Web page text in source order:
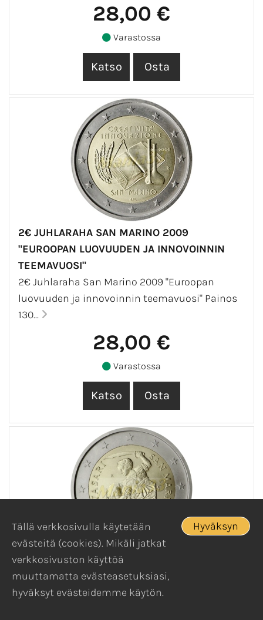
28,00 €
Varastossa
2€ JUHLARAHA SAN MARINO 2009
"EUROOPAN LUOVUUDEN JA INNOVOINNIN
TEEMAVUOSI"
2€ Juhlaraha San Marino 2009 "Euroopan
luovuuden ja innovoinnin teemavuosi" Painos
130...
28,00 €
Varastossa
2€ JUHLARAHA SAN MARINO 2011 500V
GIORGIO VASARIN SYNTYMÄSTÄ
2€ Juhlaraha San Marino 2011 "500v Giorgio
Tällä verkkosivulla käytetään
evästeitä (cookies). Mikäli jatkat
verkkosivuston käyttöä
muuttamatta evästeasetuksiasi,
hyväksyt evästeidemme käytön.
Hyväksyn